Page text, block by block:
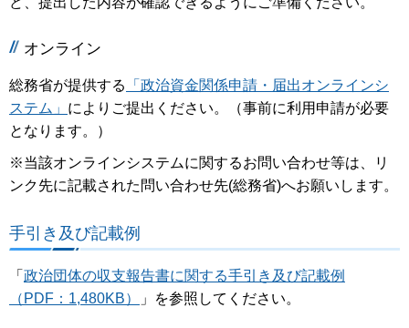
オンライン
総務省が提供する
「政治資金関係申請・届出オンラインシ
ステム」 によりご提出ください。（事前に利用申請が必要
となります。）
※当該オンラインシステムに関するお問い合わせ等は、リ
ンク先に記載された問い合わせ先(総務省)へお願いします。
手引き及び記載例
「 政治団体の収支報告書に関する手引き及び記載例
（PDF：1,480KB）
」を参照してください。